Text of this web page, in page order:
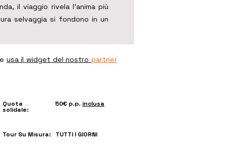
il viaggio rivela l’anima più
selvaggia si fondono in un
usa il widget del nostropartner
Quota
solidale:
50€ p.p. inclusa
TUTTI I GIORNI
Tour Su Misura: